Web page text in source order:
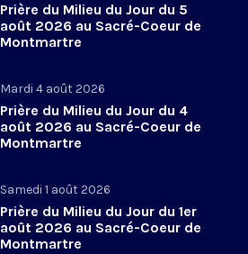
Prière du Milieu du Jour du 5
août 2026 au Sacré-Coeur de
Montmartre
Mardi 4 août 2026
Prière du Milieu du Jour du 4
août 2026 au Sacré-Coeur de
Montmartre
Samedi 1 août 2026
Prière du Milieu du Jour du 1er
août 2026 au Sacré-Coeur de
Montmartre